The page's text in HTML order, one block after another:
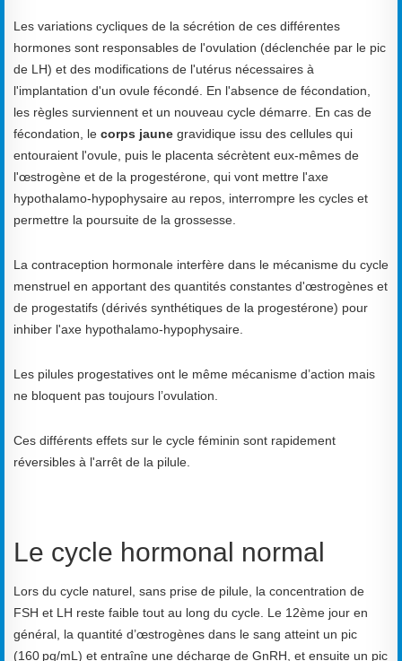
Les variations cycliques de la sécrétion de ces différentes
hormones sont responsables de l'ovulation (déclenchée par le pic
de LH) et des modifications de l'utérus nécessaires à
l'implantation d'un ovule fécondé. En l'absence de fécondation,
les règles surviennent et un nouveau cycle démarre. En cas de
fécondation, le corps jaune gravidique issu des cellules qui
entouraient l'ovule, puis le placenta sécrètent eux-mêmes de
l'œstrogène et de la progestérone, qui vont mettre l'axe
hypothalamo-hypophysaire au repos, interrompre les cycles et
permettre la poursuite de la grossesse.
La contraception hormonale interfère dans le mécanisme du cycle
menstruel en apportant des quantités constantes d'œstrogènes et
de progestatifs (dérivés synthétiques de la progestérone) pour
inhiber l'axe hypothalamo-hypophysaire.
Les pilules progestatives ont le même mécanisme d’action mais
ne bloquent pas toujours l’ovulation.
Ces différents effets sur le cycle féminin sont rapidement
réversibles à l'arrêt de la pilule.
Le cycle hormonal normal
Lors du cycle naturel, sans prise de pilule, la concentration de
FSH et LH reste faible tout au long du cycle. Le 12ème jour en
général, la quantité d’œstrogènes dans le sang atteint un pic
(160 pg/mL) et entraîne une décharge de GnRH, et ensuite un pic